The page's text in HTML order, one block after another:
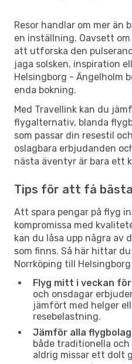
Resor handlar om mer än
en inställning. Oavsett
att utforska den
jaga solsken, inspiration
Helsingborg - Ängelholm
enda bokning.
Med Travellink kan du
flygalternativ, blanda
som passar din resestil
oslagbara erbjudanden
nästa äventyr är bara ett
Tips för att få
Att spara pengar på flyg
kompromissa med
kan du låsa upp några av
som finns. Så här hittar
Norrköping till
Flyg mitt i veckan
och onsdagar
jämfört med helger
resebelastning.
Jämför alla
både traditionella
aldrig missar ett dolt